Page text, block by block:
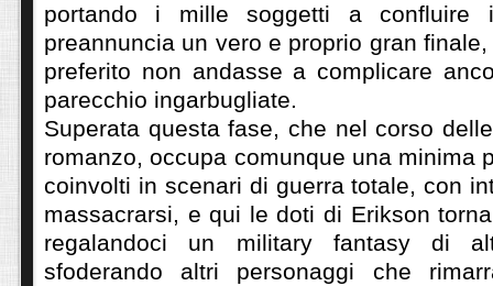
portando i mille soggetti a
preannuncia un vero e proprio gran
preferito non andasse a complicare
parecchio ingarbugliate.
Superata questa fase, che nel corso
romanzo, occupa comunque una minima
coinvolti in scenari di guerra totale, con
massacrarsi, e qui le doti di Erikson
regalandoci un military fantasy di
sfoderando altri personaggi che